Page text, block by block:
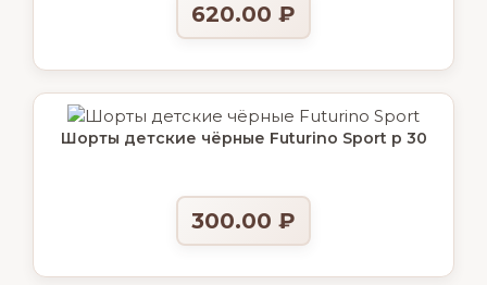
620.00 ₽
Шорты детские чёрные Futurino Sport р 30
300.00 ₽